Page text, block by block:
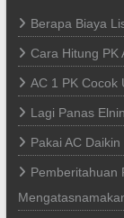
Berapa Biaya
Cara Hitung PK
AC 1 PK Cocok
Lagi Panas
Pakai AC
Pemberitahuan